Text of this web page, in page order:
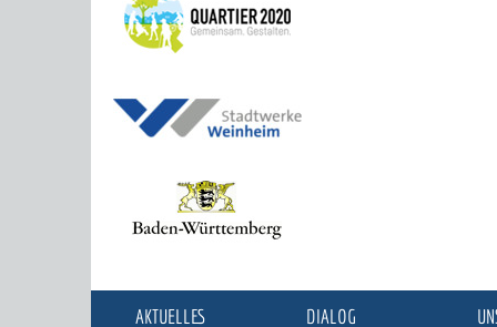
AKTUELLES DIALOG